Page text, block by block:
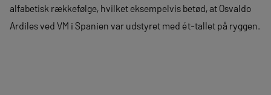
alfabetisk rækkefølge, hvilket eksempelvis betød, at Osvaldo
Ardiles ved VM i Spanien var udstyret med ét-tallet på ryggen.